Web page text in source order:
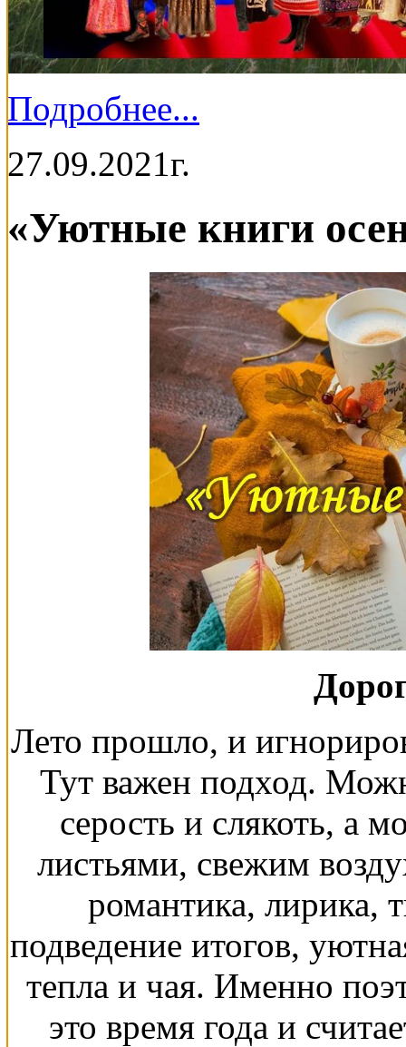
Подробнее...
27.09.2021г.
«Уютные книги
Лето прошло, и
Тут важен подход.
серость и слякоть, а
листьями, свежим
романтика, лирика,
подведение итогов,
тепла и чая. Именно
это время года и